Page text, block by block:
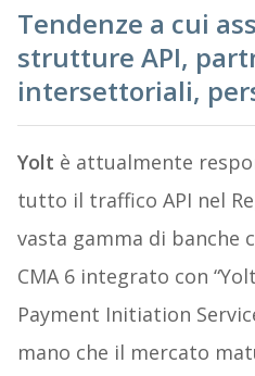
Tendenze a cui
strutture API,
intersettoriali,
Yolt è attualmente
tutto il traffico API nel
vasta gamma di banche
CMA 6 integrato con
Payment Initiation
mano che il mercato